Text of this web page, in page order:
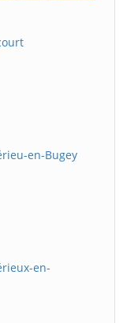
en-Bugey
en-